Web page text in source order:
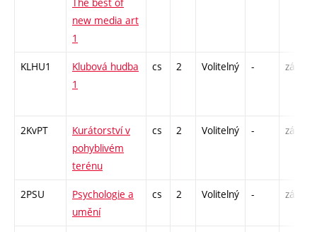
new media art
1
KLHU1
Klubová hudba
1
cs 2 Volitelný - zá
2KvPT
Kurátorství v
pohyblivém
terénu
cs 2 Volitelný - zá
2PSU
Psychologie a
umění
cs 2 Volitelný - zá